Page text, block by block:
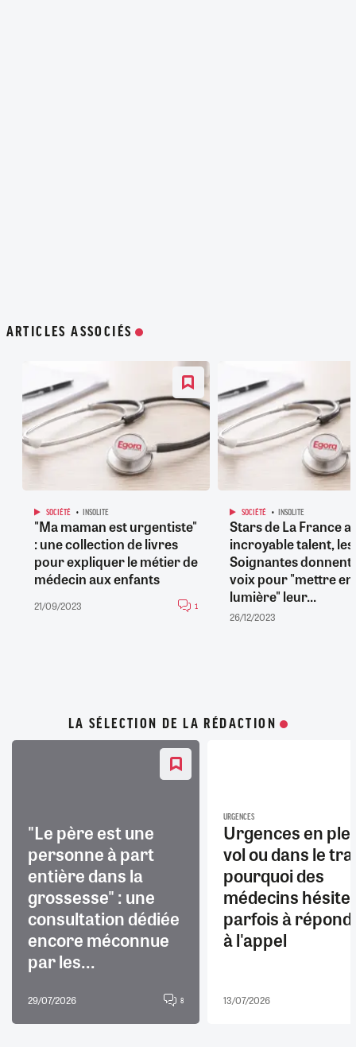
ARTICLES ASSOCIÉS
SOCIÉTÉ INSOLITE
"Ma maman est urgentiste"
: une collection de livres
pour expliquer le métier de
médecin aux enfants
21/09/2023 1
SOCIÉTÉ INSOLITE
Stars de La France a
incroyable talent, les
Soignantes donnent
voix pour "mettre en
lumière" leur...
26/12/2023
LA SÉLECTION DE LA RÉDACTION
"Le père est une
personne à part
entière dans la
grossesse" : une
consultation dédiée
encore méconnue
par les...
29/07/2026 8
URGENCES
Urgences en
vol ou dans le
pourquoi des
médecins
parfois à
à l'appel
13/07/2026